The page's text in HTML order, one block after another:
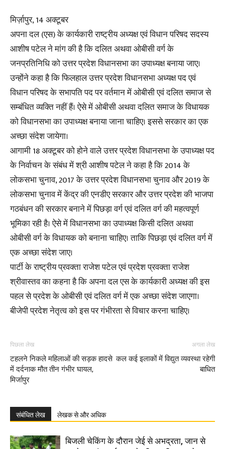
मिर्ज़ापुर, 14 अक्टूबर
अपना दल (एस) के कार्यकारी राष्ट्रीय अध्यक्ष एवं विधान परिषद सदस्य
आशीष पटेल ने मांग की है कि दलित अथवा ओबीसी वर्ग के
जनप्रतिनिधि को उत्तर प्रदेश विधानसभा का उपाध्यक्ष बनाया जाए।
उन्होंने कहा है कि फिलहाल उत्तर प्रदेश विधानसभा अध्यक्ष पद एवं
विधान परिषद के सभापति पद पर वर्तमान में ओबीसी एवं दलित समाज से
सम्बंधित व्यक्ति नहीं हैं। ऐसे में ओबीसी अथवा दलित समाज के विधायक
को विधानसभा का उपाध्यक्ष बनाया जाना चाहिए। इससे सरकार का एक
अच्छा संदेश जायेगा।
आगामी 18 अक्टूबर को होने वाले उत्तर प्रदेश विधानसभा के उपाध्यक्ष पद
के निर्वाचन के संबंध में श्री आशीष पटेल ने कहा है कि 2014 के
लोकसभा चुनाव, 2017 के उत्तर प्रदेश विधानसभा चुनाव और 2019 के
लोकसभा चुनाव में केंद्र की एनडीए सरकार और उत्तर प्रदेश की भाजपा
गठबंधन की सरकार बनाने में पिछड़ा वर्ग एवं दलित वर्ग की महत्वपूर्ण
भूमिका रही है। ऐसे में विधानसभा का उपाध्यक्ष किसी दलित अथवा
ओबीसी वर्ग के विधायक को बनाना चाहिए। ताकि पिछड़ा एवं दलित वर्ग में
एक अच्छा संदेश जाए।
पार्टी के राष्ट्रीय प्रवक्ता राजेश पटेल एवं प्रदेश प्रवक्ता राजेश
श्रीवास्तव का कहना है कि अपना दल एस के कार्यकारी अध्यक्ष की इस
पहल से प्रदेश के ओबीसी एवं दलित वर्ग में एक अच्छा संदेश जाएगा।
बीजेपी प्रदेश नेतृत्व को इस पर गंभीरता से विचार करना चाहिए।
पिछला लेख
टहलने निकले महिलाओं की सड़क हादसे
में दर्दनाक मौत तीन गंभीर घायल,
मिर्जापुर
अगला लेख
कल कई इलाकों में विद्युत व्यवस्था रहेगी
बाधित
संबंधित लेख लेखक से और अधिक
बिजली चेकिंग के दौरान जेई से अभद्रता, जान से